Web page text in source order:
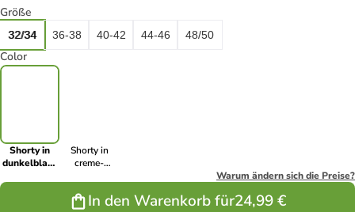
Größe
32/34 36-38 40-42 44-46 48/50
Color
Shorty in
dunkelblau-
Shorty in
creme-
Warum ändern sich die Preise?
In den Warenkorb für24,99 €